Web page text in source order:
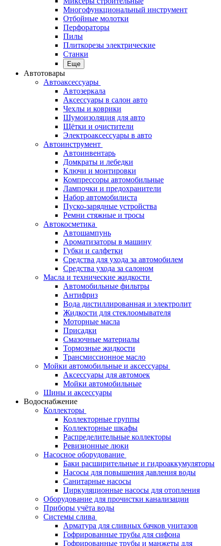
Многофункциональный инструмент
Отбойные молотки
Перфораторы
Пилы
Плиткорезы электрические
Станки
Еще
Автотовары
Автоаксессуары
Автозеркала
Аксессуары в салон авто
Чехлы и коврики
Шумоизоляция для авто
Щётки и очистители
Электроаксессуары в авто
Автоинструмент
Автоинвентарь
Домкраты и лебедки
Ключи и монтировки
Компрессоры автомобильные
Лампочки и предохранители
Набор автомобилиста
Пуско-зарядные устройства
Ремни стяжные и тросы
Автокосметика
Автошампунь
Ароматизаторы в машину
Губки и салфетки
Средства для ухода за автомобилем
Средства ухода за салоном
Масла и технические жидкости
Автомобильные фильтры
Антифриз
Вода дистиллированная и электролит
Жидкости для стеклоомывателя
Моторные масла
Присадки
Смазочные материалы
Тормозные жидкости
Трансмиссионное масло
Мойки автомобильные и аксессуары
Аксессуары для автомоек
Мойки автомобильные
Шины и аксессуары
Водоснабжение
Коллекторы
Коллекторные группы
Коллекторные шкафы
Распределительные коллекторы
Ревизионные люки
Насосное оборудование
Баки расширительные и гидроаккумуляторы
Насосы для повышения давления воды
Санитарные насосы
Циркуляционные насосы для отопления
Оборудование для прочистки канализации
Приборы учёта воды
Системы слива
Арматура для сливных бачков унитазов
Гофрированные трубы для сифона
Гофрированные трубы и манжеты для